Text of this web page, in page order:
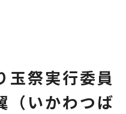
玉祭実行委員
いかわつば